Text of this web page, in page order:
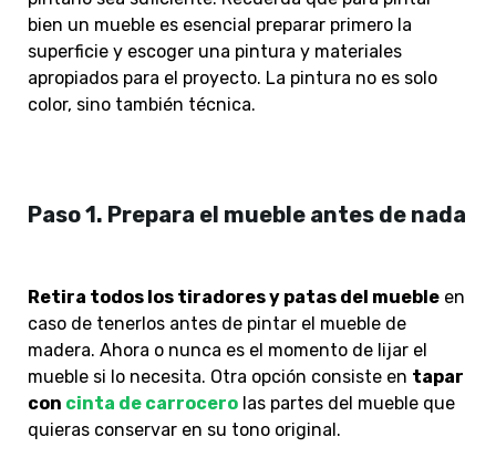
bien un mueble es esencial preparar primero la
superficie y escoger una pintura y materiales
apropiados para el proyecto. La pintura no es solo
color, sino también técnica.
Paso 1. Prepara el mueble antes de nada
Retira todos los tiradores y patas del mueble en
caso de tenerlos antes de pintar el mueble de
madera. Ahora o nunca es el momento de lijar el
mueble si lo necesita. Otra opción consiste en tapar
con cinta de carrocero las partes del mueble que
quieras conservar en su tono original.